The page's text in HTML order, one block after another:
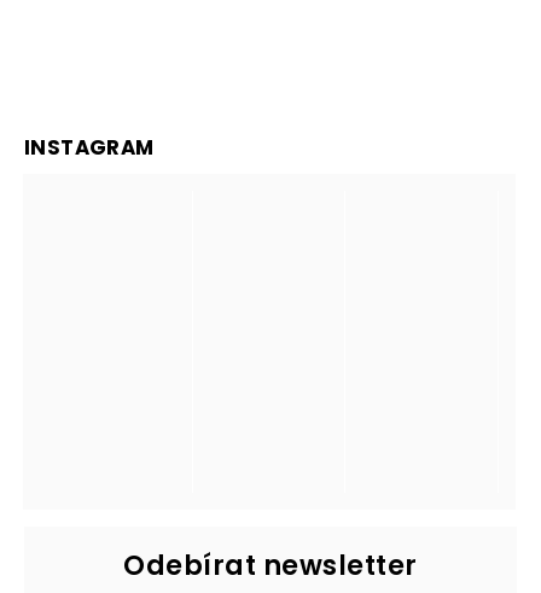
INSTAGRAM
Odebírat newsletter